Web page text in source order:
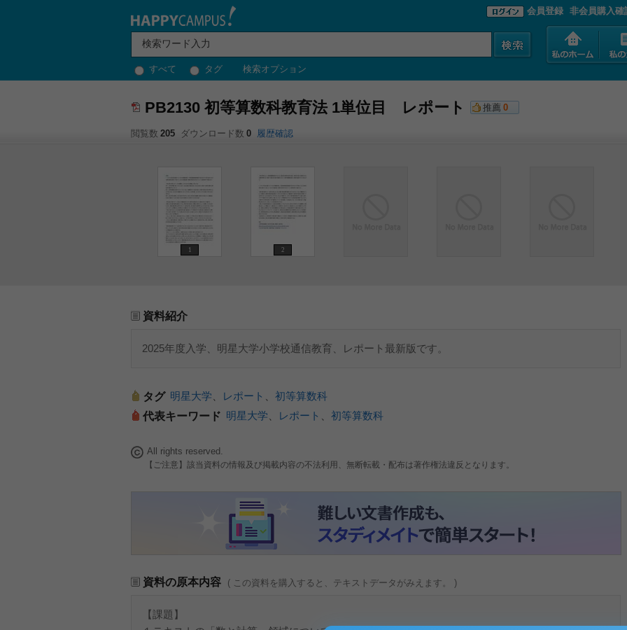
すべて タグ 検索オプション
会員登録 非会員購入確
PB2130 初等算数科教育法 1単位目 レポート 推薦 0
閲覧数 205 ダウンロード数 0 履歴確認
1 2
資料紹介
2025年度入学、明星大学小学校通信教育、レポート最新版です。
タグ 明星大学 レポート
初等算数科
代表キーワード 明星大学 レポート 初等算数科
All rights reserved.
【ご注意】該当資料の情報及び掲載内容の不法利用、無断転載・配布は著作権法違反となります。
資料の原本内容 ( この資料を購入すると、テキストデータがみえます。 )
【課題】